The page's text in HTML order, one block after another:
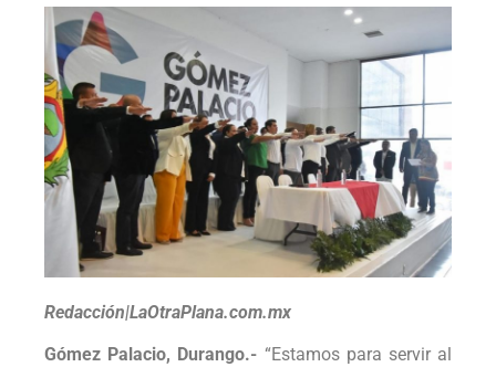
Redacción|LaOtraPlana.com.mx
Gómez Palacio, Durango.- “Estamos para servir al